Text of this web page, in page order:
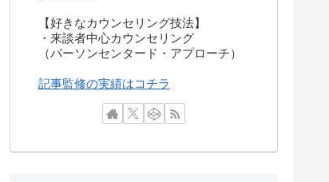
【好きなカウンセリング技法】
・来談者中心カウンセリング
（パーソンセンタード・アプローチ）
記事監修の実績はコチラ